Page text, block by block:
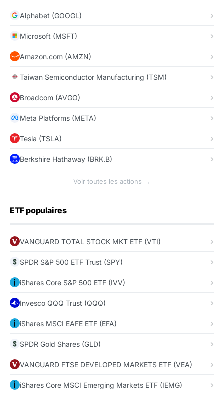
Alphabet (GOOGL)
Microsoft (MSFT)
Amazon.com (AMZN)
Taiwan Semiconductor Manufacturing (TSM)
Broadcom (AVGO)
Meta Platforms (META)
Tesla (TSLA)
Berkshire Hathaway (BRK.B)
Voir toutes les actions →
ETF populaires
VANGUARD TOTAL STOCK MKT ETF (VTI)
SPDR S&P 500 ETF Trust (SPY)
iShares Core S&P 500 ETF (IVV)
Invesco QQQ Trust (QQQ)
iShares MSCI EAFE ETF (EFA)
SPDR Gold Shares (GLD)
VANGUARD FTSE DEVELOPED MARKETS ETF (VEA)
iShares Core MSCI Emerging Markets ETF (IEMG)